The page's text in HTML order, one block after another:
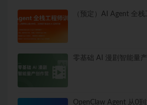
（预定）AI Agent 全
零基础 AI 漫剧智能量
OpenClaw Agent 从0